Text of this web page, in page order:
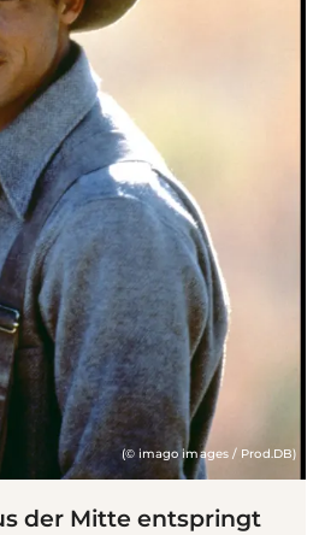
(© imago images / Prod.DB)
der Mitte entspringt